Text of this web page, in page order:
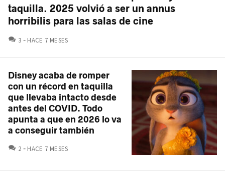
taquilla. 2025 volvió a ser un annus
horribilis para las salas de cine
3 COMENTARIOS
HACE 7 MESES
Disney acaba de romper
con un récord en taquilla
que llevaba intacto desde
antes del COVID. Todo
apunta a que en 2026 lo va
a conseguir también
2 COMENTARIOS
HACE 7 MESES